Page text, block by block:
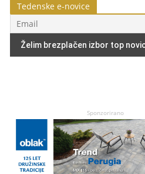
Tedenske e-novice
Sponzorirano